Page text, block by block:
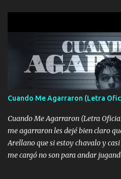
coronamos Se jala los marciales
Un gallardo me prendo Para
tranquilizando Tomense un buen
los versos que voy cantando
se atora Pero nunca le aflojamos
aunque ustedes no sepan Pero la
echarle chingazos Y seguir
Cuando Me Agarraron (Letra
Cuando Me Agarraron (Letra
me agarraron les dejé bien claro
Arellano que si estoy chavalo y
me cargó no son para andar